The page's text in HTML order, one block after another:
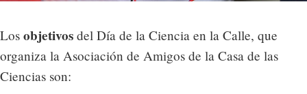
Los objetivos del Día de la Ciencia en la Calle, que
organiza la Asociación de Amigos de la Casa de las
Ciencias son: